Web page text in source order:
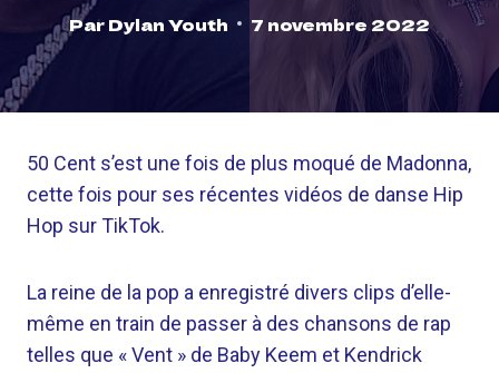
ParDylan Youth 7 novembre 2022
50 Cent s’est une fois de plus moqué de Madonna,
cette fois pour ses récentes vidéos de danse Hip
Hop sur TikTok.
La reine de la pop a enregistré divers clips d’elle-
même en train de passer à des chansons de rap
telles que « Vent » de Baby Keem et Kendrick